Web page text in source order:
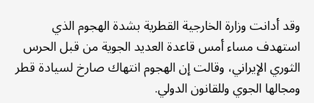
وقد أدانت وزارة الخارجية القطرية بشدة الهجوم الذي
استهدف مساء أمس قاعدة العديد الجوية من قبل الحرس
الثوري الإيراني، وقالت إن الهجوم انتهاك صارخ لسيادة قطر
ومجالها الجوي وللقانون الدولي.